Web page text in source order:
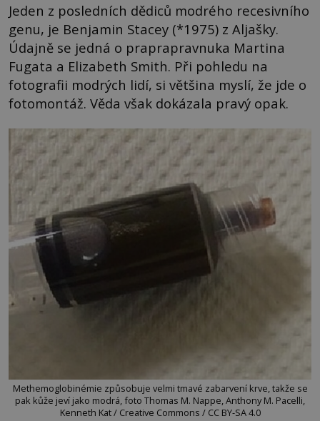
Jeden z posledních dědiců modrého recesivního
genu, je Benjamin Stacey (*1975) z Aljašky.
Údajně se jedná o praprapravnuka Martina
Fugata a Elizabeth Smith. Při pohledu na
fotografii modrých lidí, si většina myslí, že jde o
fotomontáž. Věda však dokázala pravý opak.
Methemoglobinémie způsobuje velmi tmavé zabarvení krve, takže se
pak kůže jeví jako modrá, foto Thomas M. Nappe, Anthony M. Pacelli,
Kenneth Kat / Creative Commons / CC BY-SA 4.0